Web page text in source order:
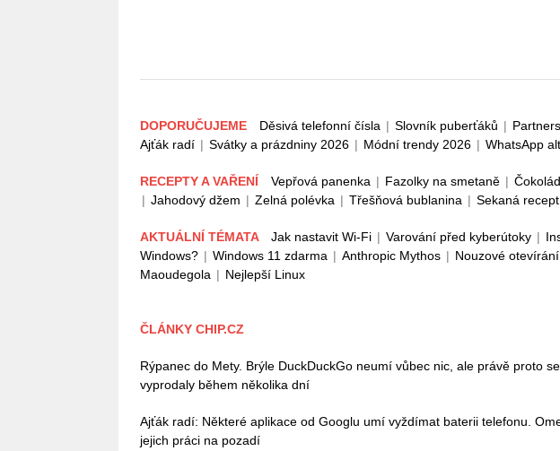
DOPORUČUJEME Děsivá telefonní čísla | Slovník puberťáků |
Ajťák radí | Svátky a prázdniny 2026 | Módní trendy 2026 | WhatsApp
RECEPTY A VAŘENÍ Vepřová panenka | Fazolky na smetaně |
| Jahodový džem | Zelná polévka | Třešňová bublanina | Sekaná recept
AKTUÁLNÍ TÉMATA Jak nastavit Wi-Fi | Varování před kyberútoky |
Windows? | Windows 11 zdarma | Anthropic Mythos | Nouzové
Maoudegola | Nejlepší Linux
ČLÁNKY CHIP.CZ
Rýpanec do Mety. Brýle DuckDuckGo neumí vůbec nic, ale právě proto se
vyprodaly během několika dní
Ajťák radí: Některé aplikace od Googlu umí vyždímat baterii telefonu.
jejich práci na pozadí